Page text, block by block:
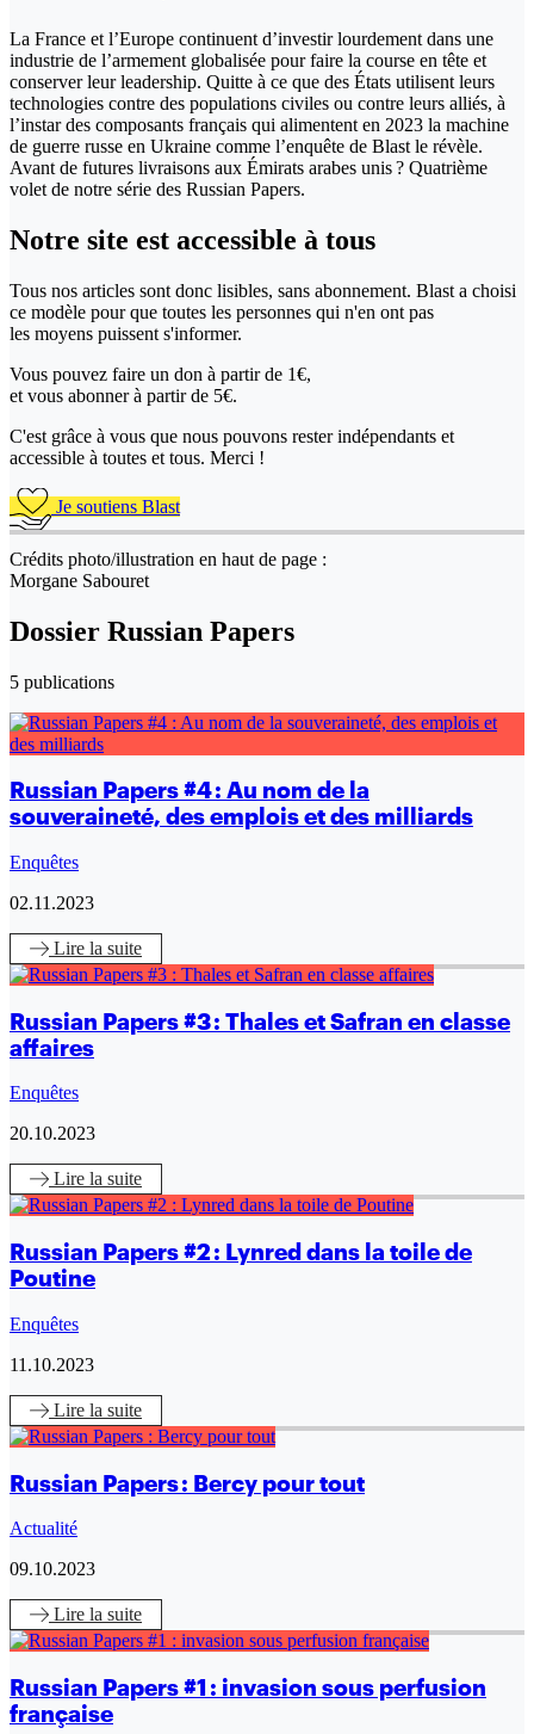
La France et l’Europe continuent d’investir lourdement dans une
industrie de l’armement globalisée pour faire la course en tête et
conserver leur leadership. Quitte à ce que des États utilisent leurs
technologies contre des populations civiles ou contre leurs alliés, à
l’instar des composants français qui alimentent en 2023 la machine
de guerre russe en Ukraine comme l’enquête de Blast le révèle.
Avant de futures livraisons aux Émirats arabes unis ? Quatrième
volet de notre série des Russian Papers.
Notre site est accessible à tous
Tous nos articles sont donc lisibles, sans abonnement. Blast a choisi
ce modèle pour que toutes les personnes qui n'en ont pas
les moyens puissent s'informer.
Vous pouvez faire un don à partir de 1€,
et vous abonner à partir de 5€.
C'est grâce à vous que nous pouvons rester indépendants et
accessible à toutes et tous. Merci !
Je soutiens Blast
Crédits photo/illustration en haut de page :
Morgane Sabouret
Dossier Russian Papers
5 publications
Russian Papers #4 : Au nom de la
souveraineté, des emplois et des milliards
Enquêtes
02.11.2023
Lire la suite
Russian Papers #3 : Thales et Safran en classe
affaires
Enquêtes
20.10.2023
Lire la suite
Russian Papers #2 : Lynred dans la toile de
Poutine
Enquêtes
11.10.2023
Lire la suite
Russian Papers : Bercy pour tout
Actualité
09.10.2023
Lire la suite
Russian Papers #1 : invasion sous perfusion
française